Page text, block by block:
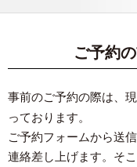
ご予約
事前のご予約の際は、
っております。
ご予約フォームから送
連絡差し上げます。そ